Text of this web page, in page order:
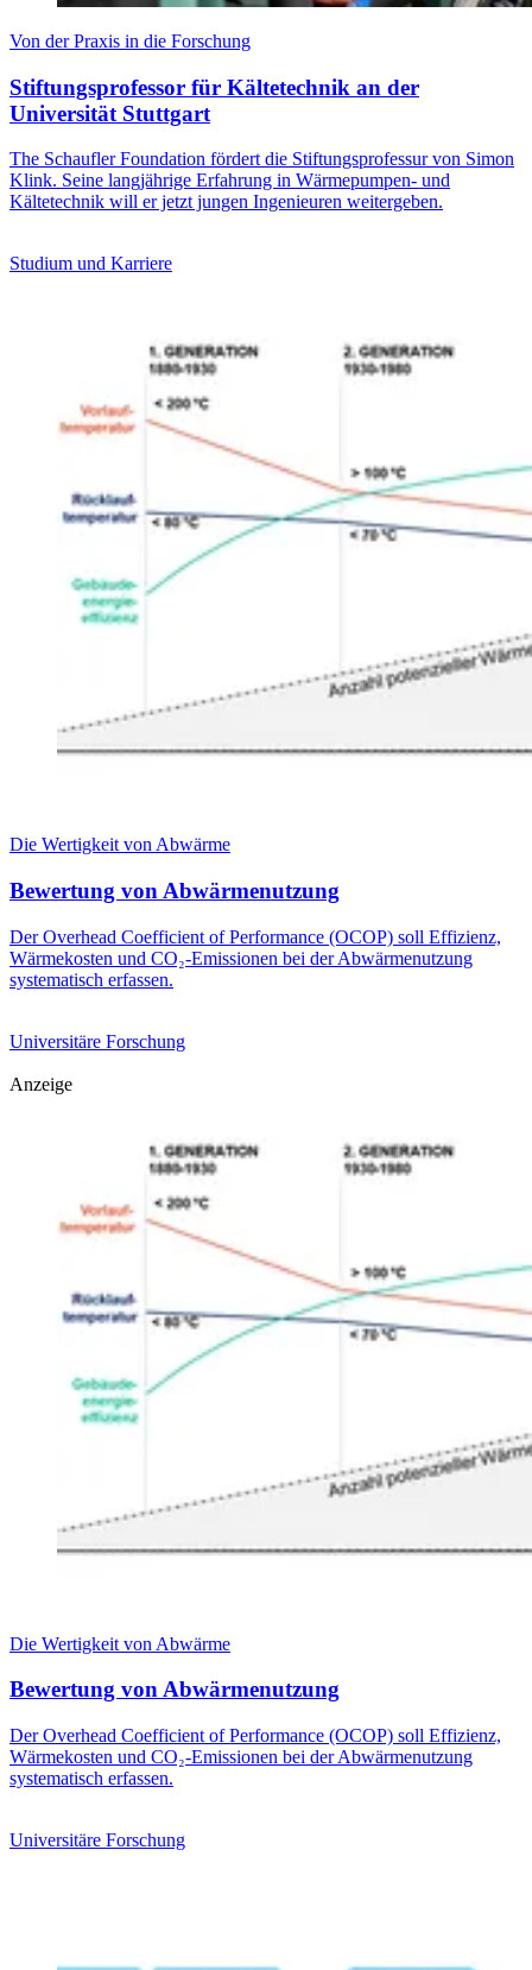
Von der Praxis in die Forschung
Stiftungsprofessor für Kältetechnik an der
Universität Stuttgart
The Schaufler Foundation fördert die Stiftungsprofessur von Simon
Klink. Seine langjährige Erfahrung in Wärmepumpen- und
Kältetechnik will er jetzt jungen Ingenieuren weitergeben.
Studium und Karriere
Die Wertigkeit von Abwärme
Bewertung von Abwärmenutzung
Der Overhead Coefficient of Performance (OCOP) soll Effizienz,
Wärmekosten und CO₂-Emissionen bei der Abwärmenutzung
systematisch erfassen.
Universitäre Forschung
Anzeige
Die Wertigkeit von Abwärme
Bewertung von Abwärmenutzung
Der Overhead Coefficient of Performance (OCOP) soll Effizienz,
Wärmekosten und CO₂-Emissionen bei der Abwärmenutzung
systematisch erfassen.
Universitäre Forschung